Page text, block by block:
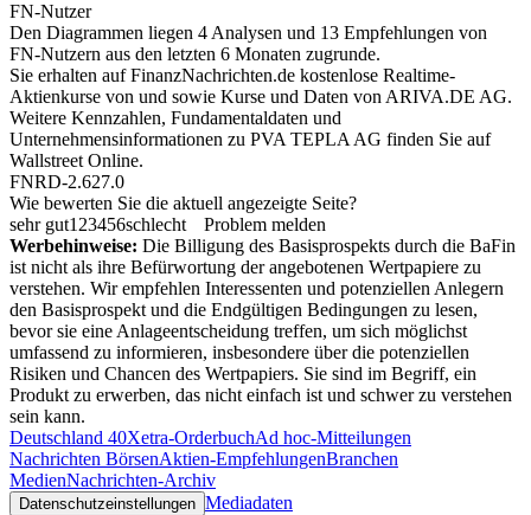
FN-Nutzer
Den Diagrammen liegen 4 Analysen und 13 Empfehlungen von
FN-Nutzern aus den letzten 6 Monaten zugrunde.
Sie erhalten auf FinanzNachrichten.de kostenlose Realtime-
Aktienkurse von und sowie Kurse und Daten von ARIVA.DE AG.
Weitere Kennzahlen, Fundamentaldaten und
Unternehmensinformationen zu PVA TEPLA AG finden Sie auf
Wallstreet Online.
FNRD-2.627.0
Wie bewerten Sie die aktuell angezeigte Seite?
sehr gut1 23456schlecht
Problem melden
Werbehinweise: Die Billigung des Basisprospekts durch die BaFin
ist nicht als ihre Befürwortung der angebotenen Wertpapiere zu
verstehen. Wir empfehlen Interessenten und potenziellen Anlegern
den Basisprospekt und die Endgültigen Bedingungen zu lesen,
bevor sie eine Anlageentscheidung treffen, um sich möglichst
umfassend zu informieren, insbesondere über die potenziellen
Risiken und Chancen des Wertpapiers. Sie sind im Begriff, ein
Produkt zu erwerben, das nicht einfach ist und schwer zu verstehen
sein kann.
Deutschland 40Xetra-OrderbuchAd hoc-Mitteilungen
Nachrichten BörsenAktien-EmpfehlungenBranchen
MedienNachrichten-Archiv
Datenschutzeinstellungen Mediadaten